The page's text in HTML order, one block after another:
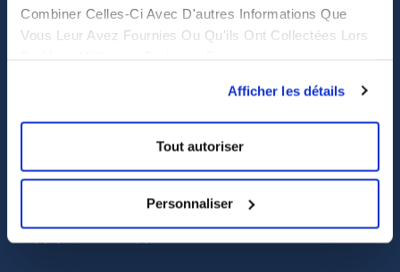
Combiner Celles-Ci Avec D'autres Informations Que
Vous Leur Avez Fournies Ou Qu'ils Ont Collectées Lors
Afficher les détails
Tout autoriser
Personnaliser
Purchasing solutions
Sourcing et achat en Asie
Supply chain et approvisionnement